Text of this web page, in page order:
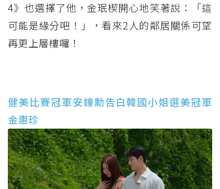
4》也選擇了他，金珉楔開心地笑著說：「這
可能是緣分吧！」，看來2人的鄰居關係可望
再更上層樓囉！
健美比賽冠軍安鐘勳告白韓國小姐選美冠軍
金惠珍